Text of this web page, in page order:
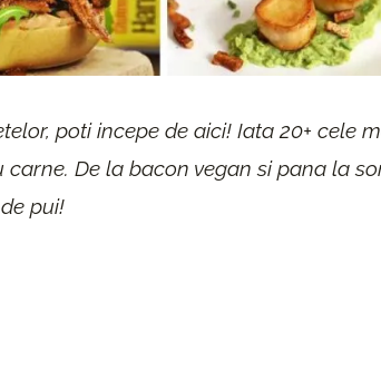
poti incepe de aici! Iata 20+ cele
De la bacon vegan si pana la
pui!